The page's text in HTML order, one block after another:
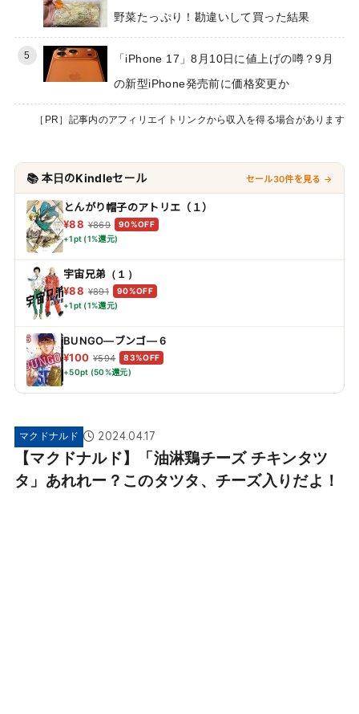
野菜たっぷり！勘違いして買った結果
5
「iPhone 17」8月10日に値上げの噂？9月
の新型iPhone発売前に価格変更か
［PR］記事内のアフィリエイトリンクから収入を得る場合があります
📚 本日のKindleセール セール30件を見る →
とんがり帽子のアトリエ（１）
¥88 ¥869
90%OFF
+1pt (1%還元)
宇宙兄弟（１）
¥88 ¥891
90%OFF
+1pt (1%還元)
BUNGO―ブンゴ― 6
¥100 ¥594
83%OFF
+50pt (50%還元)
マクドナルド 2024.04.17
【マクドナルド】「油淋鶏チーズ チキンタツ
タ」あれれー？このタツタ、チーズ入りだよ！